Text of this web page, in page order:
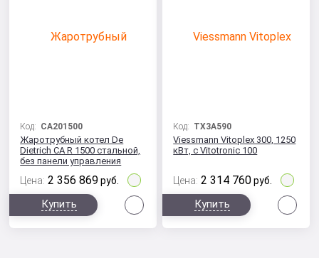
Код: CA201500
Жаротрубный котел De
Dietrich CA R 1500 стальной,
без панели управления
Цена: 2 356 869 руб.
Купить
Код: TX3A590
Viessmann Vitoplex 300, 1250
кВт, с Vitotronic 100
Цена: 2 314 760 руб.
Купить